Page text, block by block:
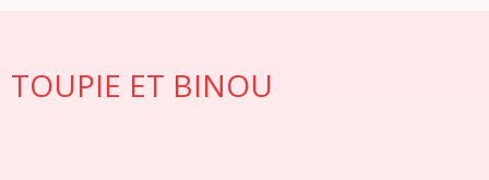
TOUPIE ET BINOU